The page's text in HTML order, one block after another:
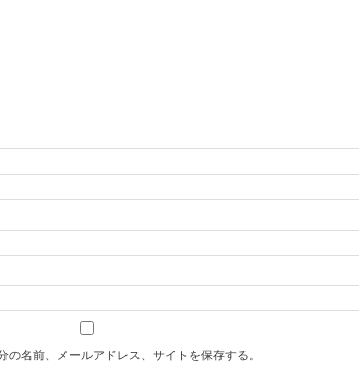
名前、メールアドレス、サイトを保存する。